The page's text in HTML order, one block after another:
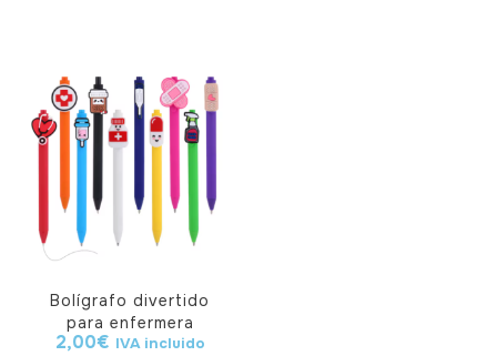
Bolígrafo divertido
para enfermera
2,00€ IVA incluido